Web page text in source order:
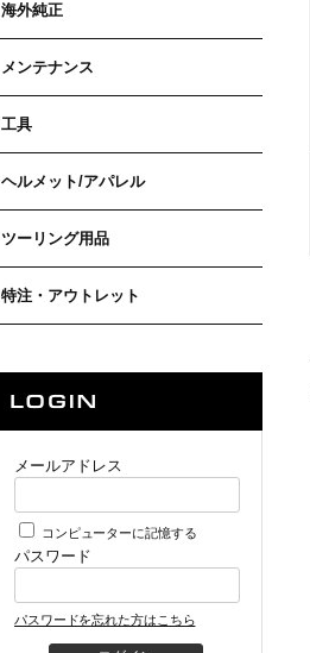
海外純正
メンテナンス
工具
ヘルメット/アパレル
ツーリング用品
特注・アウトレット
メールアドレス
コンピューターに記憶する
パスワード
パスワードを忘れた方はこちら